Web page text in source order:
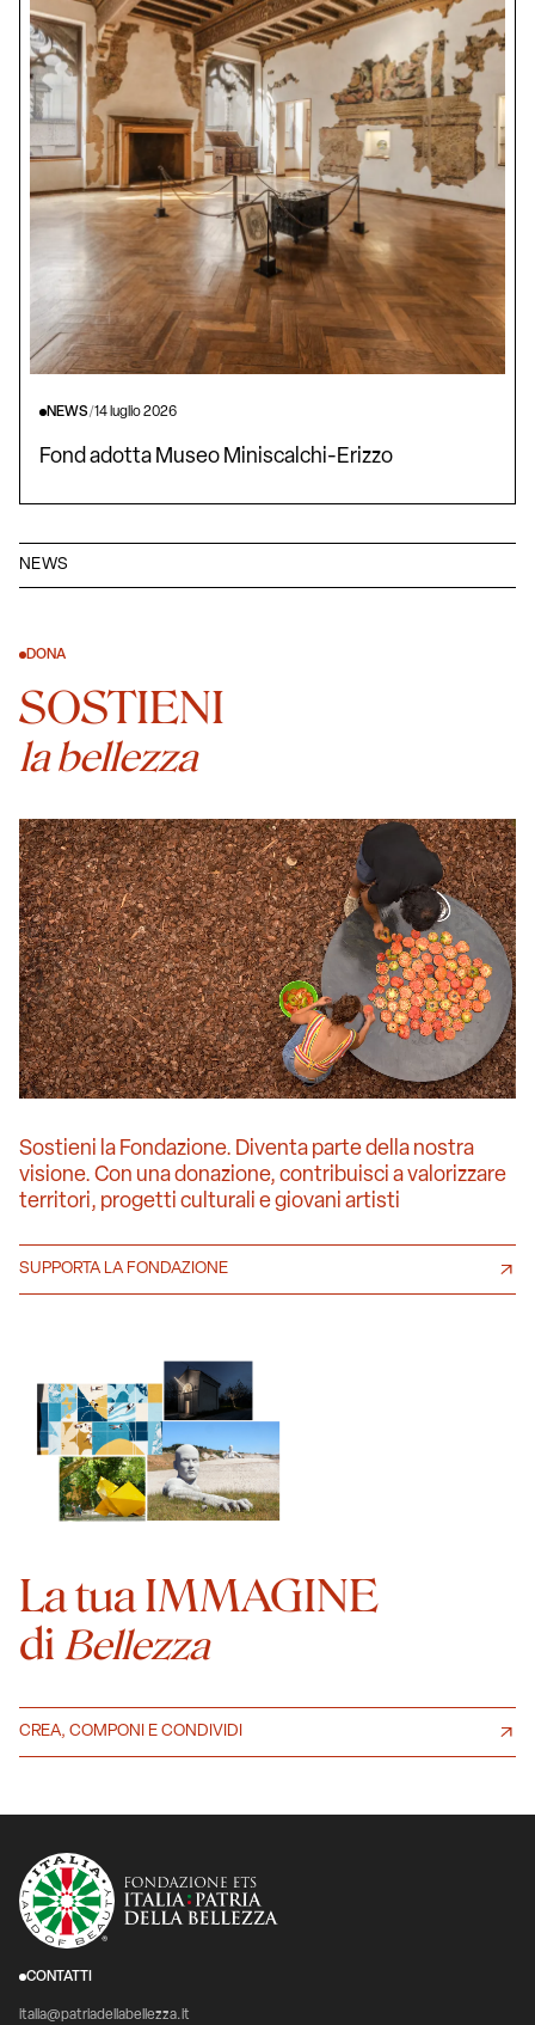
NEWS
NEWS/14 luglio 2026
Fond adotta Museo Miniscalchi-Erizzo
DONA
SOSTIENI
la bellezza
Sostieni la Fondazione. Diventa parte della nostra
visione. Con una donazione, contribuisci a valorizzare
territori, progetti culturali e giovani artisti
SUPPORTA LA FONDAZIONE
La tua IMMAGINE
di Bellezza
CREA, COMPONI E CONDIVIDI
CONTATTI
italia@patriadellabellezza.it